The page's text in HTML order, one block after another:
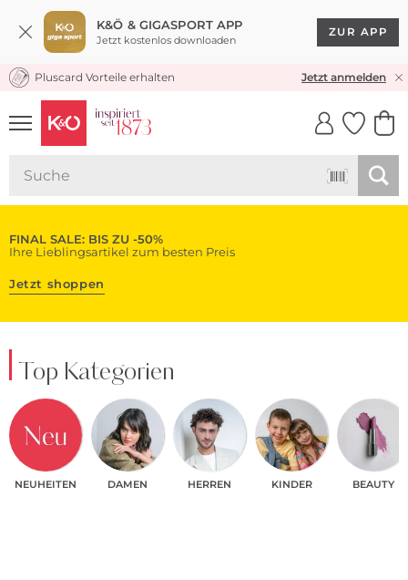
K&Ö & GIGASPORT APP
Jetzt kostenlos downloaden
ZUR APP
KOSTENLOSER VERSAND* & RÜCKVERSAND
Pluscard Vorteile erhalten Jetzt anmelden
UNSERE APP
CLICK &
FINAL SALE: BIS ZU -50%
Ihre Lieblingsartikel zum besten Preis
Jetzt shoppen
Top Kategorien
NEUHEITEN DAMEN HERREN KINDER BEAUTY